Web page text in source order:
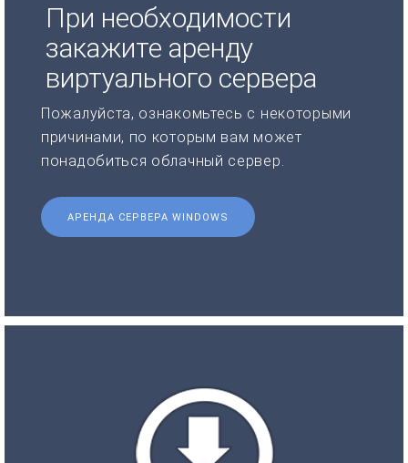
При необходимости
закажите аренду
виртуального сервера
Пожалуйста, ознакомьтесь с некоторыми
причинами, по которым вам может
понадобиться облачный сервер.
АРЕНДА СЕРВЕРА WINDOWS